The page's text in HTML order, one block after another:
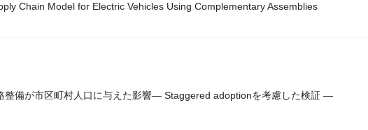
Chain Model for Electric Vehicles Using Complementary Assemblies
整備が市区町村人口に与えた影響― Staggered adoptionを考慮した検証 ―